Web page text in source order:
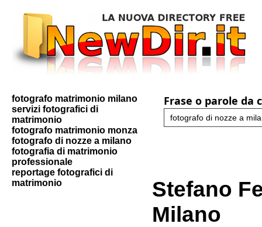
fotografo matrimonio milano
servizi fotografici di
matrimonio
fotografo matrimonio monza
fotografo di nozze a milano
fotografia di matrimonio
professionale
reportage fotografici di
matrimonio
Frase o parole da
Stefano
Milano